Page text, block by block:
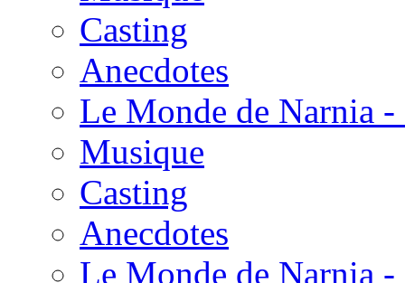
Casting
Anecdotes
Le Monde de Narnia
Musique
Casting
Anecdotes
Le Monde de Narnia